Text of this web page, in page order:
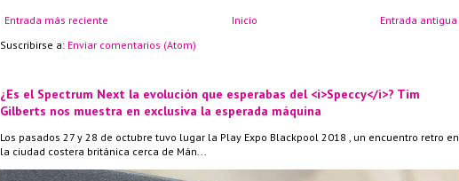
Entrada más reciente Entrada antigua
Inicio
Suscribirse a: Enviar comentarios (Atom)
¿Es el Spectrum Next la evolución que esperabas del <i>Speccy</i>? Tim
Gilberts nos muestra en exclusiva la esperada máquina
Los pasados 27 y 28 de octubre tuvo lugar la Play Expo Blackpool 2018 , un encuentro retro en
la ciudad costera británica cerca de Mán...